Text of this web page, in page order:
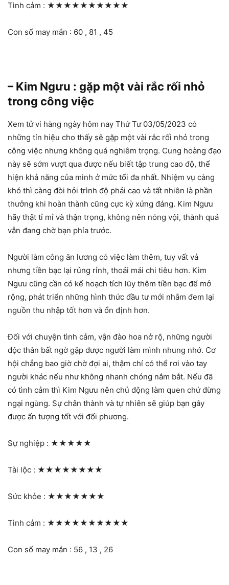
Tình cảm : ★★★★★★★★★★
Con số may mắn : 60 , 81 , 45
– Kim Ngưu : gặp một vài rắc rối nhỏ
trong công việc
Xem tử vi hàng ngày hôm nay Thứ Tư 03/05/2023 có
những tín hiệu cho thấy sẽ gặp một vài rắc rối nhỏ trong
công việc nhưng không quá nghiêm trọng. Cung hoàng đạo
này sẽ sớm vượt qua được nếu biết tập trung cao độ, thể
hiện khả năng của mình ở mức tối đa nhất. Nhiệm vụ càng
khó thì càng đòi hỏi trình độ phải cao và tất nhiên là phần
thưởng khi hoàn thành cũng cực kỳ xứng đáng. Kim Ngưu
hãy thật tỉ mỉ và thận trọng, không nên nóng vội, thành quả
vẫn đang chờ bạn phía trước.
Người làm công ăn lương có việc làm thêm, tuy vất vả
nhưng tiền bạc lại rủng rỉnh, thoải mái chi tiêu hơn. Kim
Ngưu cũng cần có kế hoạch tích lũy thêm tiền bạc để mở
rộng, phát triển những hình thức đầu tư mới nhằm đem lại
nguồn thu nhập tốt hơn và ổn định hơn.
Đối với chuyện tình cảm, vận đào hoa nở rộ, những người
độc thân bất ngờ gặp được người làm mình nhung nhớ. Cơ
hội chẳng bao giờ chờ đợi ai, thậm chí có thể rơi vào tay
người khác nếu như không nhanh chóng nắm bắt. Nếu đã
có tình cảm thì Kim Ngưu nên chủ động làm quen chứ đừng
ngại ngùng. Sự chân thành và tự nhiên sẽ giúp bạn gây
được ấn tượng tốt với đối phương.
Sự nghiệp : ★★★★★
Tài lộc : ★★★★★★★★
Sức khỏe : ★★★★★★★
Tình cảm : ★★★★★★★★★★
Con số may mắn : 56 , 13 , 26